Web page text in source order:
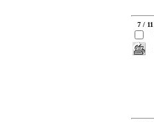
7 / 11